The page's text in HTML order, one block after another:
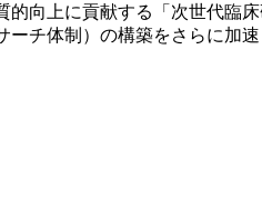
上に貢献する「次世代臨床
チ体制）の構築をさらに加